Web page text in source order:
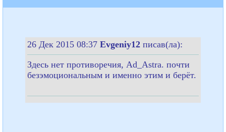
26 Дек 2015 08:37 Evgeniy12 писав(ла):
Здесь нет противоречия, Ad_Astra. почти
безэмоциональным и именно этим и берёт.